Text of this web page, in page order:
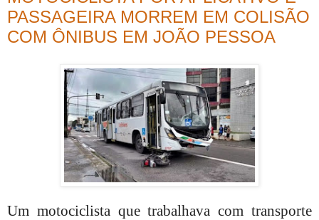
PASSAGEIRA MORREM EM COLISÃO
COM ÔNIBUS EM JOÃO PESSOA
Um motociclista que trabalhava com transporte